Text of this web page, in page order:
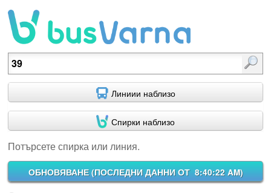
Потърсете спирка или линия.
Линиии наблизо
Спирки наблизо
Потърсете спирка или линия.
ОБНОВЯВАНЕ (ПОСЛЕДНИ ДАННИ ОТ 8:40:22 AM)